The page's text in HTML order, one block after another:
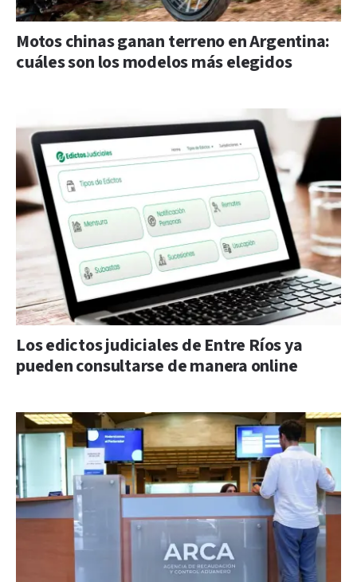
Motos chinas ganan terreno en Argentina:
cuáles son los modelos más elegidos
Los edictos judiciales de Entre Ríos ya
pueden consultarse de manera online